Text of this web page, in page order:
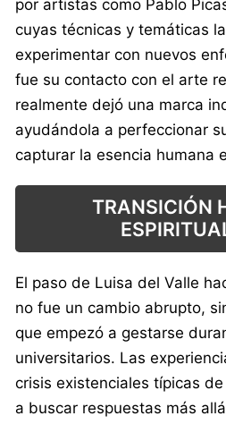
por artistas como Pablo
cuyas técnicas y temáticas
experimentar con nuevos
fue su contacto con el arte
realmente dejó una marca
ayudándola a perfeccionar
capturar la esencia humana
TRANSICIÓN
El paso de Luisa del Valle
no fue un cambio abrupto,
que empezó a gestarse
universitarios. Las
crisis existenciales típicas
a buscar respuestas más